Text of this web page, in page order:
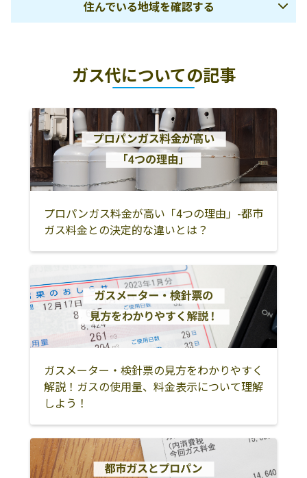
住んでいる地域を確認する
枕崎市
指宿市
薩摩郡さつま町
阿久根市
出水市
出水郡長島町
霧島市
姶良郡湧水町
曽於市
垂水市
鹿屋市
志布志市
肝属郡東串良町
肝属郡肝付町
肝属郡錦江町
肝属郡南大隅町
奄美市
西之表市
熊毛郡中種子町
熊毛郡南種子町
大島郡大和村
大島郡宇検村
大島郡瀬戸内町
大島郡龍郷町
大島郡喜界町
大島郡徳之島町
大島郡天城町
大島郡伊仙町
大島郡和泊町
大島郡知名町
大島郡与論町
南九州市
熊毛郡屋久島町
ガス代についての記事
プロパンガス料金が高い「4つの理由」-都市
ガス料金との決定的な違いとは？
ガスメーター・検針票の見方をわかりやすく
解説！ガスの使用量、料金表示について理解
しよう！